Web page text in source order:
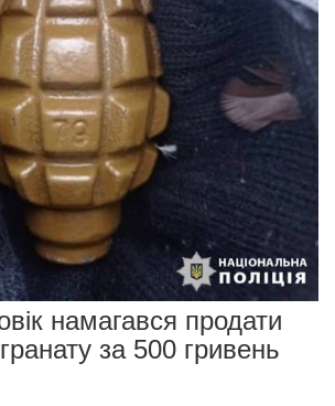
намагався продати
за 500 гривень